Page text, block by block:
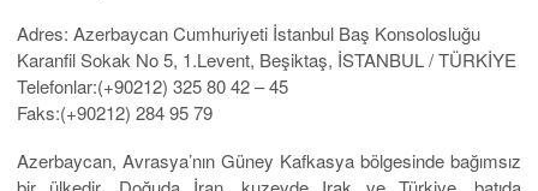
Adres: Azerbaycan Cumhuriyeti İstanbul Baş Konsolosluğu
Karanfil Sokak No 5, 1.Levent, Beşiktaş, İSTANBUL / TÜRKİYE
Telefonlar:(+90212) 325 80 42 – 45
Faks:(+90212) 284 95 79
Azerbaycan, Avrasya’nın Güney Kafkasya bölgesinde bağımsız